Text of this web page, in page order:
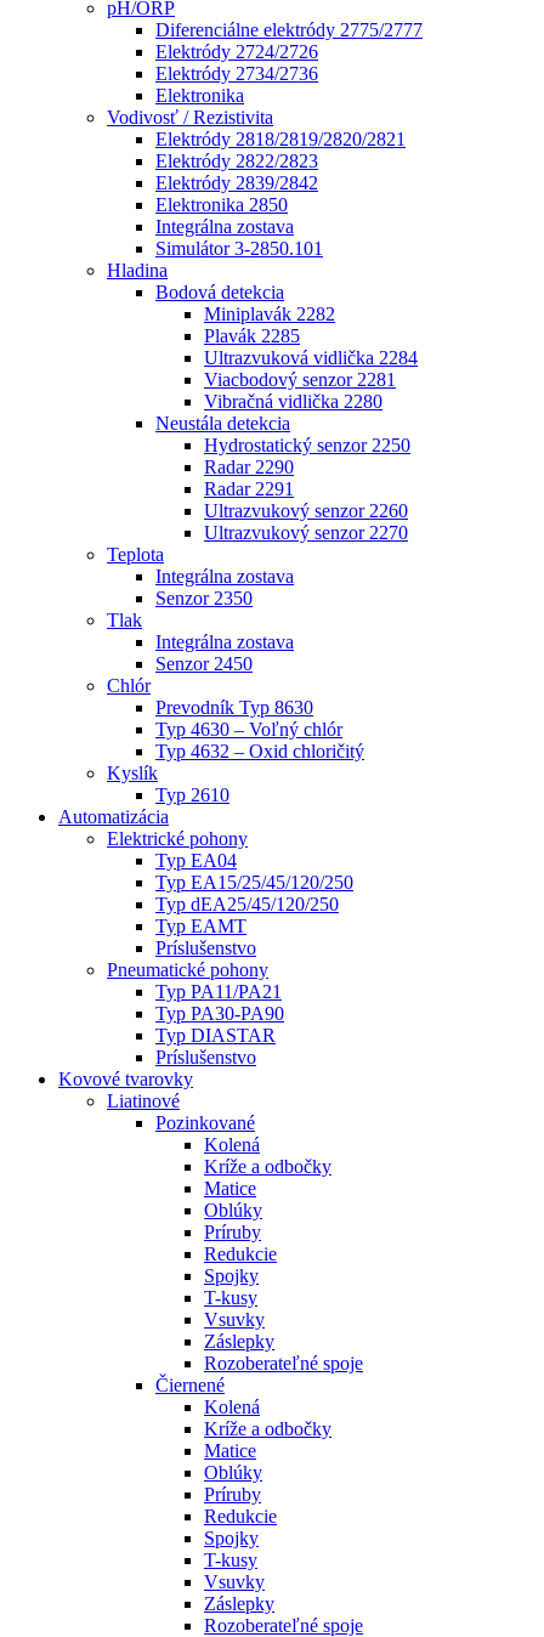
pH/ORP
Diferenciálne elektródy 2775/2777
Elektródy 2724/2726
Elektródy 2734/2736
Elektronika
Vodivosť / Rezistivita
Elektródy 2818/2819/2820/2821
Elektródy 2822/2823
Elektródy 2839/2842
Elektronika 2850
Integrálna zostava
Simulátor 3-2850.101
Hladina
Bodová detekcia
Miniplavák 2282
Plavák 2285
Ultrazvuková vidlička 2284
Viacbodový senzor 2281
Vibračná vidlička 2280
Neustála detekcia
Hydrostatický senzor 2250
Radar 2290
Radar 2291
Ultrazvukový senzor 2260
Ultrazvukový senzor 2270
Teplota
Integrálna zostava
Senzor 2350
Tlak
Integrálna zostava
Senzor 2450
Chlór
Prevodník Typ 8630
Typ 4630 – Voľný chlór
Typ 4632 – Oxid chloričitý
Kyslík
Typ 2610
Automatizácia
Elektrické pohony
Typ EA04
Typ EA15/25/45/120/250
Typ dEA25/45/120/250
Typ EAMT
Príslušenstvo
Pneumatické pohony
Typ PA11/PA21
Typ PA30-PA90
Typ DIASTAR
Príslušenstvo
Kovové tvarovky
Liatinové
Pozinkované
Kolená
Kríže a odbočky
Matice
Oblúky
Príruby
Redukcie
Spojky
T-kusy
Vsuvky
Záslepky
Rozoberateľné spoje
Čiernené
Kolená
Kríže a odbočky
Matice
Oblúky
Príruby
Redukcie
Spojky
T-kusy
Vsuvky
Záslepky
Rozoberateľné spoje